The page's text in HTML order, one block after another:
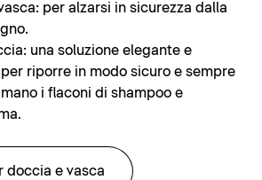
per alzarsi in sicurezza dalla
una soluzione elegante e
riporre in modo sicuro e sempre
i flaconi di shampoo e
doccia e vasca